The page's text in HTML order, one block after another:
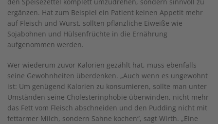
ergänzen. Hat zum Beispiel ein Patient keinen Appetit mehr
auf Fleisch und Wurst, sollten pflanzliche Eiweiße wie
Sojabohnen und Hülsenfrüchte in die Ernährung
aufgenommen werden.
Wer wiederum zuvor Kalorien gezählt hat, muss ebenfalls
seine Gewohnheiten überdenken. „Auch wenn es ungewohnt
ist: Um genügend Kalorien zu konsumieren, sollte man unter
Umständen seine Cholesterinphobie überwinden, nicht mehr
das Fett vom Fleisch abschneiden und den Pudding nicht mit
fettarmer Milch, sondern Sahne kochen“, sagt Wirth. „Eine